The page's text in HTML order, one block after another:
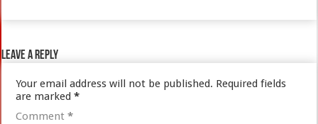
Leave a Reply
Your email address will not be published. Required fields
are marked*
Comment*